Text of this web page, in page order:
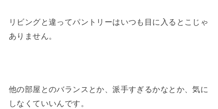
リビングと違ってパントリーはいつも目に入るとこじゃ
ありません。
他の部屋とのバランスとか、派手すぎるかなとか、気に
しなくていいんです。